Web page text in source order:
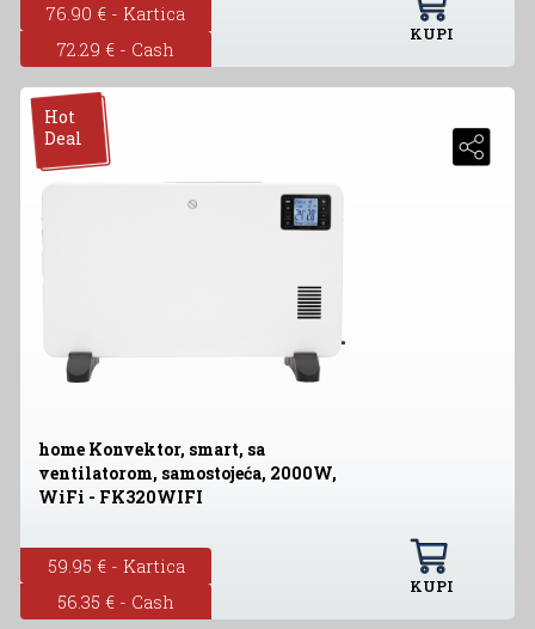
76.90 € - Kartica
72.29 € - Cash
KUPI
Hot
Deal
home Konvektor, smart, sa
ventilatorom, samostojeća, 2000W,
WiFi - FK320WIFI
59.95 € - Kartica
56.35 € - Cash
KUPI